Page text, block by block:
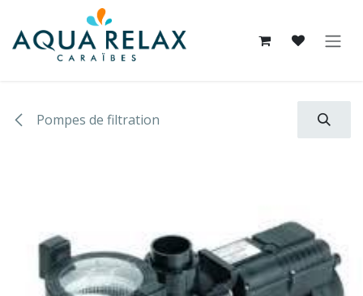
Se rendre au contenu
Pompes de filtration